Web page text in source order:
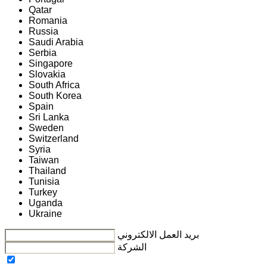
Qatar
Romania
Russia
Saudi Arabia
Serbia
Singapore
Slovakia
South Africa
South Korea
Spain
Sri Lanka
Sweden
Switzerland
Syria
Taiwan
Thailand
Tunisia
Turkey
Uganda
Ukraine
بريد العمل الالكتروني
الشركة